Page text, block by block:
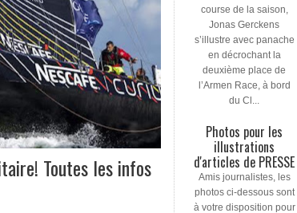
course de la saison,
Jonas Gerckens
s’illustre avec panache
en décrochant la
deuxième place de
l’Armen Race, à bord
du Cl...
Photos pour les
illustrations
d'articles de PRESSE
Amis journalistes, les
photos ci-dessous sont
à votre disposition pour
Toutes les infos